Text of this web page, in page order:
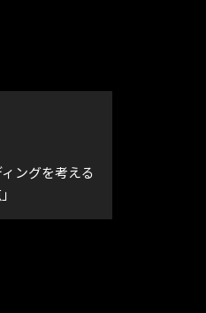
ングを考える